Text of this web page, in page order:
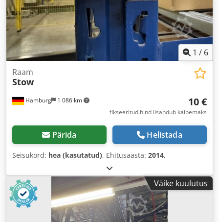
1 / 6
Hamburg 1 086 km
Raam
Stow
10 €
fikseeritud hind lisandub käibemaks
Pärida Helistada
Seisukord: hea (kasutatud), Ehitusaasta: 2014,
Väike kuulutus